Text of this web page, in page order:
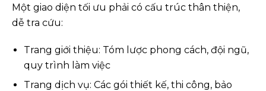
Một giao diện tối ưu phải có cấu trúc thân thiện,
dễ tra cứu:
Trang giới thiệu: Tóm lược phong cách, đội ngũ,
quy trình làm việc
Trang dịch vụ: Các gói thiết kế, thi công, bảo